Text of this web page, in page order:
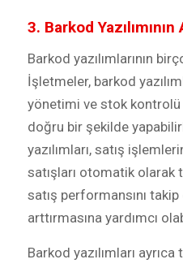
3. Barkod Yazılımının
Barkod yazılımlarının
İşletmeler, barkod
yönetimi ve stok kontrolü
doğru bir şekilde
yazılımları, satış
satışları otomatik olarak
satış performansını
arttırmasına yardımcı
Barkod yazılımları